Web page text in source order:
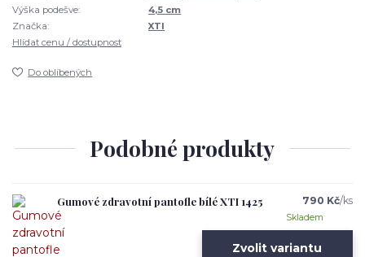
Výška podešve:
4,5 cm
Značka:
XTI
Hlídat cenu / dostupnost
Do oblíbených
Podobné produkty
Gumové zdravotní pantofle bílé XTI 1425 790 Kč/ks
Skladem
Zvolit variantu